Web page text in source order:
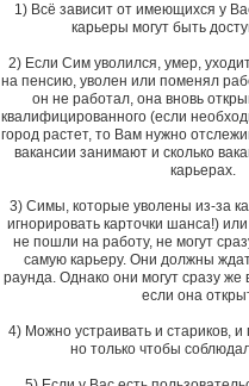
1) Всё зависит от имеющихся у
карьеры могут быть
2) Если Сим уволился, умер,
на пенсию, уволен или поменял
он не работал, она вновь
квалифицированного (если
город растет, то Вам нужно
вакансии занимают и сколько
карьерах.
3) Симы, которые уволены из-за
игнорировать карточки шанса!)
не пошли на работу, не могут
самую карьеру. Они должны
раунда. Однако они могут сразу же
если она
4) Можно устраивать и стариков, и
но только чтобы